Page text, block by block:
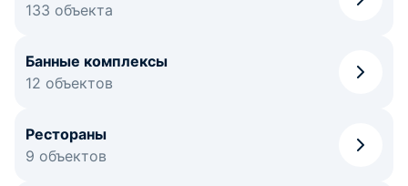
133 объекта
Банные комплексы
12 объектов
Рестораны
9 объектов